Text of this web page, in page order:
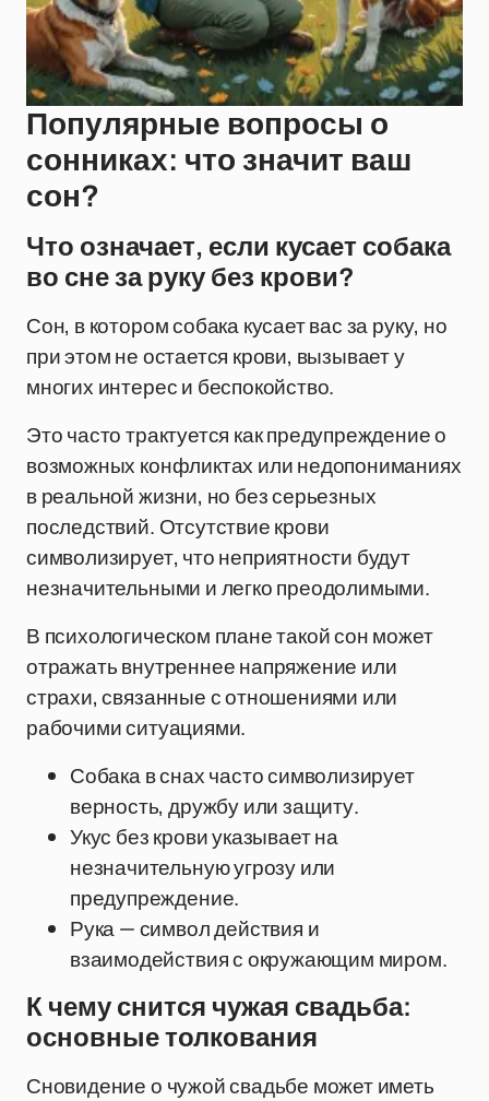
Популярные вопросы о
сонниках: что значит ваш
сон?
Что означает, если кусает собака
во сне за руку без крови?
Сон, в котором собака кусает вас за руку, но
при этом не остается крови, вызывает у
многих интерес и беспокойство.
Это часто трактуется как предупреждение о
возможных конфликтах или недопониманиях
в реальной жизни, но без серьезных
последствий. Отсутствие крови
символизирует, что неприятности будут
незначительными и легко преодолимыми.
В психологическом плане такой сон может
отражать внутреннее напряжение или
страхи, связанные с отношениями или
рабочими ситуациями.
Собака в снах часто символизирует
верность, дружбу или защиту.
Укус без крови указывает на
незначительную угрозу или
предупреждение.
Рука — символ действия и
взаимодействия с окружающим миром.
К чему снится чужая свадьба:
основные толкования
Сновидение о чужой свадьбе может иметь